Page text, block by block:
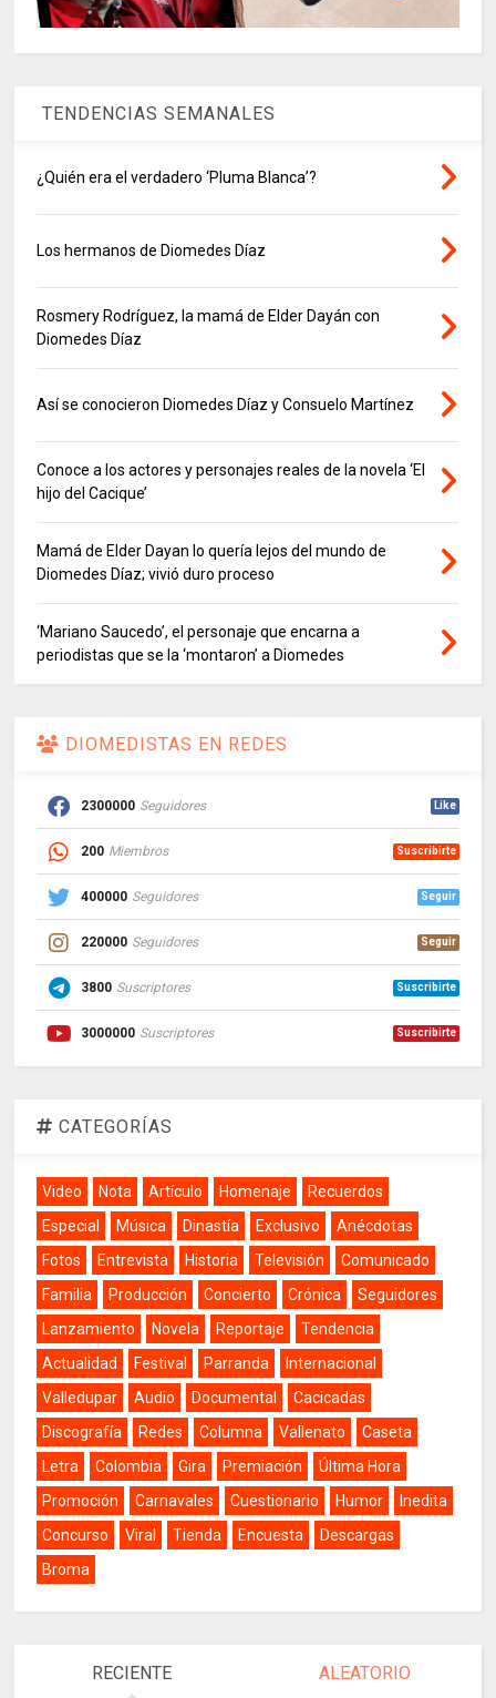
TENDENCIAS SEMANALES
¿Quién era el verdadero ‘Pluma Blanca’?
Los hermanos de Diomedes Díaz
Rosmery Rodríguez, la mamá de Elder Dayán con
Diomedes Díaz
Así se conocieron Diomedes Díaz y Consuelo Martínez
Conoce a los actores y personajes reales de la novela ‘El
hijo del Cacique’
Mamá de Elder Dayan lo quería lejos del mundo de
Diomedes Díaz; vivió duro proceso
‘Mariano Saucedo’, el personaje que encarna a
periodistas que se la ‘montaron’ a Diomedes
DIOMEDISTAS EN REDES
2300000 Seguidores Like
200 Miembros Suscribirte
400000 Seguidores Seguir
220000 Seguidores Seguir
3800 Suscriptores Suscribirte
3000000 Suscriptores Suscribirte
CATEGORÍAS
Video Nota Artículo Homenaje
Recuerdos
Especial
Música Dinastía Exclusivo
Anécdotas
Fotos
Entrevista Historia Televisión
Comunicado
Familia
Producción Concierto Crónica
Seguidores
Lanzamiento
Novela Reportaje
Tendencia
Actualidad
Festival Parranda
Internacional
Valledupar
Audio Documental
Cacicadas
Discografía
Redes Columna Vallenato
Caseta
Letra
Colombia Gira Premiación
Última Hora
Promoción
Carnavales Cuestionario Humor
Inedita
Concurso
Viral Tienda Encuesta
Descargas
Broma
RECIENTE ALEATORIO